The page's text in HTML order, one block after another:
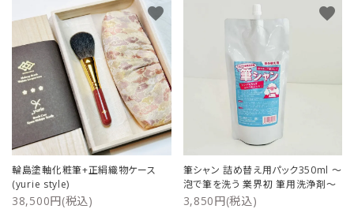
輪島塗軸化粧筆+正絹織物ケース
(yurie style)
38,500円(税込)
favorite
筆シャン 詰め替え用パック350ml ～
泡で筆を洗う 業界初 筆用洗浄剤～
3,850円(税込)
favorite